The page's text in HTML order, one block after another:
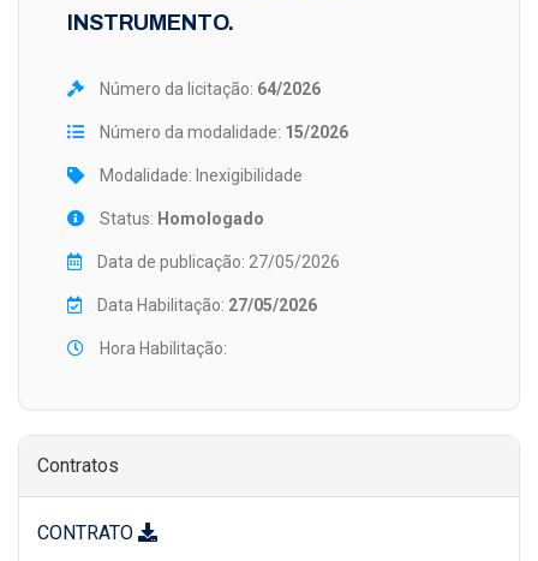
INSTRUMENTO.
Número da licitação: 64/2026
Número da modalidade: 15/2026
Modalidade: Inexigibilidade
Status: Homologado
Data de publicação: 27/05/2026
Data Habilitação: 27/05/2026
Hora Habilitação:
Contratos
CONTRATO